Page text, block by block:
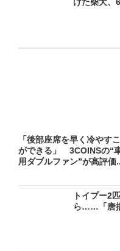
「後部座席を早く冷やす
ができる」 3COINSの“
用ダブルファン”が高評価
トイプー2
ら……「唐